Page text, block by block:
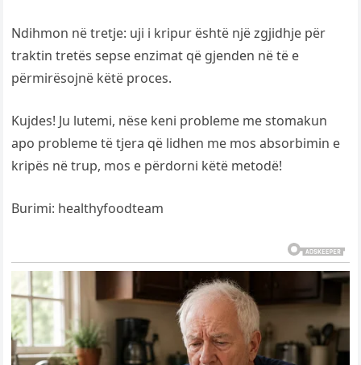
Ndihmon në tretje: uji i kripur është një zgjidhje për
traktin tretës sepse enzimat që gjenden në të e
përmirësojnë këtë proces.
Kujdes! Ju lutemi, nëse keni probleme me stomakun
apo probleme të tjera që lidhen me mos absorbimin e
kripës në trup, mos e përdorni këtë metodë!
Burimi: healthyfoodteam